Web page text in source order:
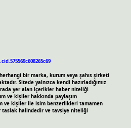
bir marka, kurum veya şahıs şirketi
Sitede yalnızca kendi hazırladığımız
yer alan içerikler haber niteliği
ve kişiler hakkında paylaşım
ve kişiler ile isim benzerlikleri tamamen
halindedir ve tavsiye niteliği